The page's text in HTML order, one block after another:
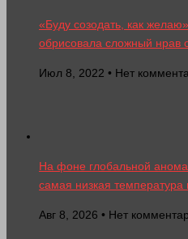
«Буду созодать, как
обрисовала сложный нрав
Июл 8, 2022 • Нет
На фоне глобальной
самая низкая
Авг 8, 2026 • Нет